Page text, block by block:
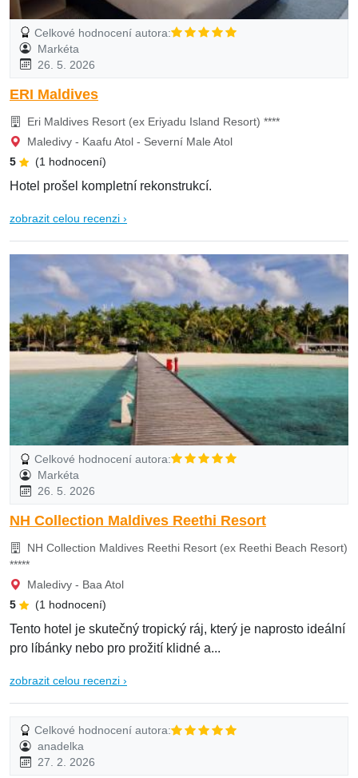
Celkové hodnocení autora:
Markéta
26. 5. 2026
ERI Maldives
Eri Maldives Resort (ex Eriyadu Island Resort) ****
Maledivy - Kaafu Atol - Severní Male Atol
5
(1 hodnocení)
Hotel prošel kompletní rekonstrukcí.
zobrazit celou recenzi ›
Celkové hodnocení autora:
Markéta
26. 5. 2026
NH Collection Maldives Reethi Resort
NH Collection Maldives Reethi Resort (ex Reethi Beach Resort)
*****
Maledivy - Baa Atol
5
(1 hodnocení)
Tento hotel je skutečný tropický ráj, který je naprosto ideální
pro líbánky nebo pro prožití klidné a...
zobrazit celou recenzi ›
Celkové hodnocení autora:
anadelka
27. 2. 2026